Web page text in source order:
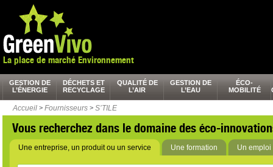
La place de marché Environnement
GESTION DE
L’ÉNERGIE
DÉCHETS ET
RECYCLAGE
QUALITÉ DE
L’AIR
GESTION DE
L’EAU
ÉCO-
MOBILITÉ
Accueil > Fournisseurs > S’TILE
Vous recherchez dans le domaine des éco-
Une entreprise, un produit ou un service Une formation Un emploi